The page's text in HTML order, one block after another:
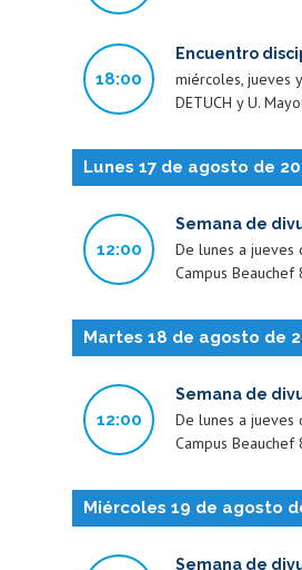
18:00
Encuentro
miércoles,
DETUCH y U.
Lunes 17 de agosto de
12:00
Semana de
De lunes a
Campus Beauchef
Martes 18 de agosto de
12:00
Semana de
De lunes a
Campus Beauchef
Miércoles 19 de agosto
Semana de